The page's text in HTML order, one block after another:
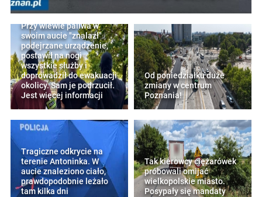
Przy wlewie paliwa w
swoim aucie "znalazł"
podejrzane urządzenie,
postawił na nogi
wszystkie służby i
doprowadził do ewakuacji
okolicy. Sam je podrzucił.
Jest więcej informacji
Od poniedziałku duże
zmiany w centrum
Poznania!
Tragiczne odkrycie na
terenie Antoninka. W
aucie znaleziono ciało,
prawdopodobnie leżało
tam kilka dni
Tak kierowcy ciężarówek
próbowali omijać
wielkopolskie miasto.
Posypały się mandaty